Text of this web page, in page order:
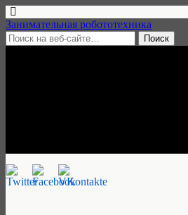
Занимательная робототехника